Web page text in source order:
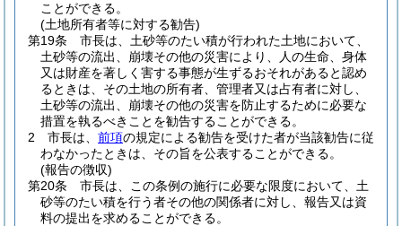
ことができる。
(土地所有者等に対する勧告)
第19条
市長は、土砂等のたい積が行われた土地において、
土砂等の流出、崩壊その他の災害により、人の生命、身体
又は財産を著しく害する事態が生ずるおそれがあると認め
るときは、その土地の所有者、管理者又は占有者に対し、
土砂等の流出、崩壊その他の災害を防止するために必要な
措置を執るべきことを勧告することができる。
2
市長は、 前項の規定による勧告を受けた者が当該勧告に従
わなかったときは、その旨を公表することができる。
(報告の徴収)
第20条
市長は、この条例の施行に必要な限度において、土
砂等のたい積を行う者その他の関係者に対し、報告又は資
料の提出を求めることができる。